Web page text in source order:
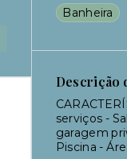
Banheira
Descrição
serviços -
garagem
Piscina -